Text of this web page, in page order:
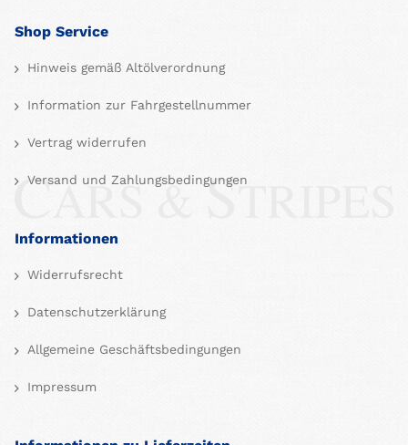
Shop Service
Hinweis gemäß Altölverordnung
Information zur Fahrgestellnummer
Vertrag widerrufen
Versand und Zahlungsbedingungen
Informationen
Widerrufsrecht
Datenschutzerklärung
Allgemeine Geschäftsbedingungen
Impressum